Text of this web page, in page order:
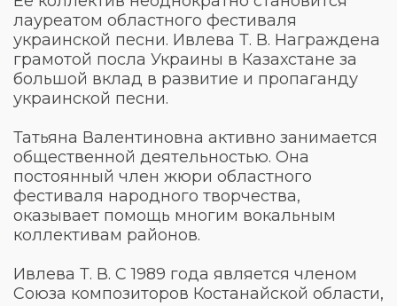
лауреатом областного фестиваля
украинской песни. Ивлева Т. В. Награждена
грамотой посла Украины в Казахстане за
большой вклад в развитие и пропаганду
украинской песни.
Татьяна Валентиновна активно занимается
общественной деятельностью. Она
постоянный член жюри областного
фестиваля народного творчества,
оказывает помощь многим вокальным
коллективам районов.
Ивлева Т. В. С 1989 года является членом
Союза композиторов Костанайской области,